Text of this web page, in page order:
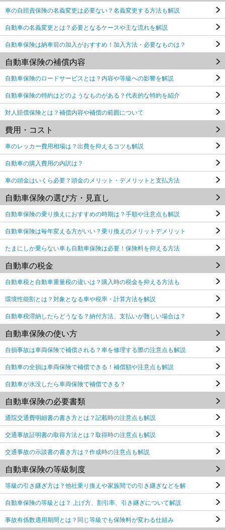
車の自賠責保険の名義変更は必要ない？名義変更する方法も解説
自動車の名義変更とは？必要となるケースや主な流れを解説
自動車保険は納車前の加入がおすすめ！加入方法・必要なものは？
自動車保険の補償内容
自動車保険のロードサービスとは？内容や等級への影響を解説
自動車保険の特約はどのようなものがある？代表的な特約を紹介
対人賠償保険とは？補償内容や補償の範囲について
費用・コスト
車のレッカー費用相場は？出費を抑えるコツも解説
自動車の購入費用の内訳は？
車の頭金はいくら必要？頭金のメリット・デメリットと支払方法
自動車保険の選び方・見直し
自動車保険の乗り換えにおすすめの時期は？手順や注意点も解説
自動車保険は毎年変える方がいい？乗り換えのメリットデメリット
たまにしか乗らない車も自動車保険は必要！保険料を抑える方法
自動車の税金
自動車税と自動車重量税の違いは？購入時の税金を抑える方法も
環境性能割とは？対象となる車や税率・計算方法を解説
自動車税滞納したらどうなる？納付方法、支払いが難しい場合は？
自動車保険の使い方
自損事故は車両保険で補償される？車を修理する際の注意点も解説
自動車の全損は車両保険で補償できる！補償額や注意点も解説
自動車が水没したら車両保険で補償できる？
自動車保険の必要書類
通院交通費明細書の書き方とは？記載時の注意点も解説
交通事故証明書の取得方法とは？取得時の注意点も解説
交通事故の示談書の書き方は？作成時の注意点も解説
自動車保険の等級制度
等級の引き継ぎ方は？他社乗り換えや家族間での引き継ぎなどを解
自動車保険の等級とは？ 上げ方、割引率、引き継ぎについて解説
事故有係数適用期間とは？同じ等級でも保険料が変わる仕組み